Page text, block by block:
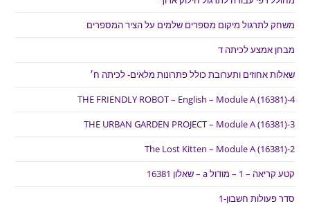
משחק לתרגול מיקום מספרים שלמים על הציר המספרים
מבחן אמצע לכיתה ד
שאלות אחוזים ותערובת כולל פתרונות מלאים- לכיתה ח׳
THE FRIENDLY ROBOT – English – Module A (16381)-4
THE URBAN GARDEN PROJECT – Module A (16381)-3
The Lost Kitten – Module A (16381)-2
קטע קריאה – 1 – מודול a – שאלון 16381
סדר פעולות חשבון-1